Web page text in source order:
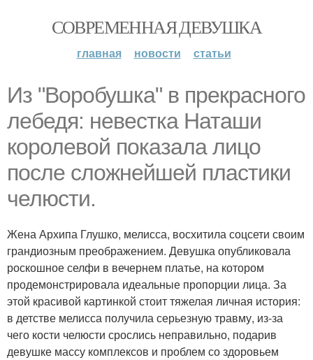
СОВРЕМЕННАЯ ДЕВУШКА
главная новости статьи
Из "Воробушка" в прекрасного
лебедя: невестка Наташи
королевой показала лицо
после сложнейшей пластики
челюсти.
Жена Архипа Глушко, мелисса, восхитила соцсети своим
грандиозным преображением. Девушка опубликовала
роскошное селфи в вечернем платье, на котором
продемонстрировала идеальные пропорции лица. За
этой красивой картинкой стоит тяжелая личная история:
в детстве мелисса получила серьезную травму, из-за
чего кости челюсти срослись неправильно, подарив
девушке массу комплексов и проблем со здоровьем